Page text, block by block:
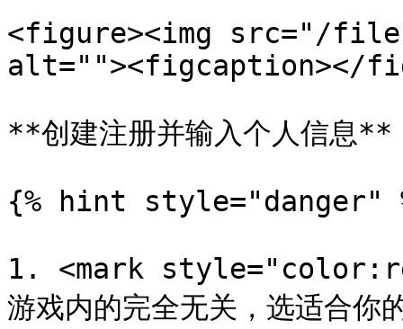
<figure><img src="/files/
alt=""><figcaption></
**创建注册并输入个人信息**
{% hint style="danger"
1. <mark
游戏内的完全无关，选适合你